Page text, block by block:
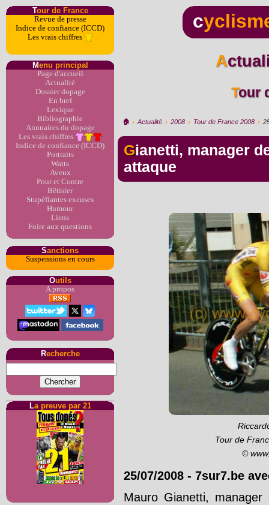
Tour de France
Revue de presse
Indice de confiance (ICCD)
Les vrais chiffres
Menu principal
Page d'accueil
Actualité
Dossier dopage
En bref
Lexique
Bibliographie
Annuaires du dopage
Les vrais chiffres
Indice de confiance (ICCD)
Portraits
Watts
Aveux
Pour et Contre
Bêtisier
Stupéfiantes excuses
Humour
Liens
Foire aux questions
Sanctions
Suspensions en cours
Outils
A propos
Recherche
La preuve par 21
c
🏠︎ › Actualité › 2008 › Tour de France 2008 ›
Gianetti, manager de Saunier Duval, contre-
attaque
Tour de
©
25/07/2008 - 7sur7.be
Mauro Gianetti,